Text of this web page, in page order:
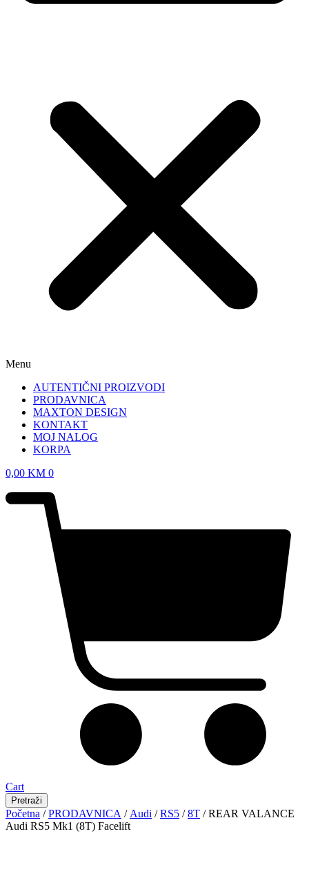
Menu
AUTENTIČNI PROIZVODI
PRODAVNICA
MAXTON DESIGN
KONTAKT
MOJ NALOG
KORPA
0,00 KM 0
Cart
Pretraži
Početna /PRODAVNICA / Audi /RS5 /8T / REAR VALANCE
Audi RS5 Mk1 (8T) Facelift